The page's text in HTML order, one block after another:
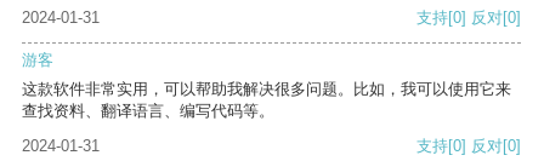
2024-01-31 支持[0] 反对[0]
游客
这款软件非常实用，可以帮助我解决很多问题。比如，我可以使用它来
查找资料、翻译语言、编写代码等。
2024-01-31
支持[0] 反对[0]